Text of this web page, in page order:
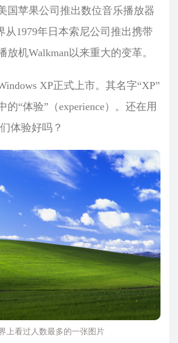
苹果公司推出数位音乐播放器
从1979年日本索尼公司推出携带
放机Walkman以来重大的变革。
XP正式上市。其名字“XP”
的“体验”（experience）。还在用
体验好吗？
上看过人数最多的一张图片